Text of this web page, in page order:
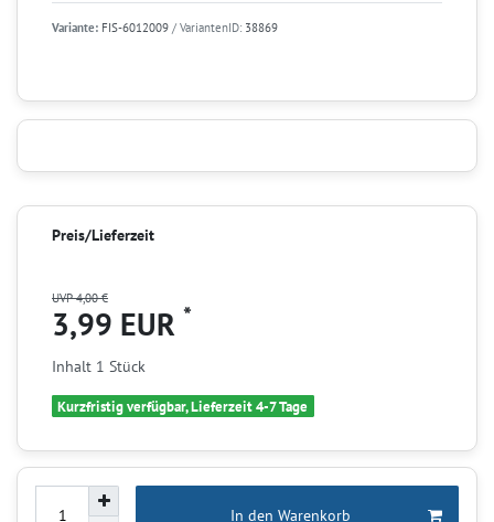
Variante: FIS-6012009 / VariantenID: 38869
Preis/Lieferzeit
UVP 4,00 €
3,99 EUR *
Inhalt 1 Stück
Kurzfristig verfügbar, Lieferzeit 4-7 Tage
In den Warenkorb